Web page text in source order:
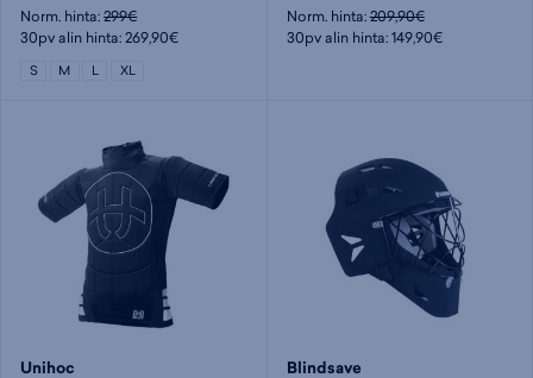
Norm. hinta:299€
30pv alin hinta: 269,90€
S M L XL
Norm. hinta:209,90€
30pv alin hinta: 149,90€
Unihoc Blindsave